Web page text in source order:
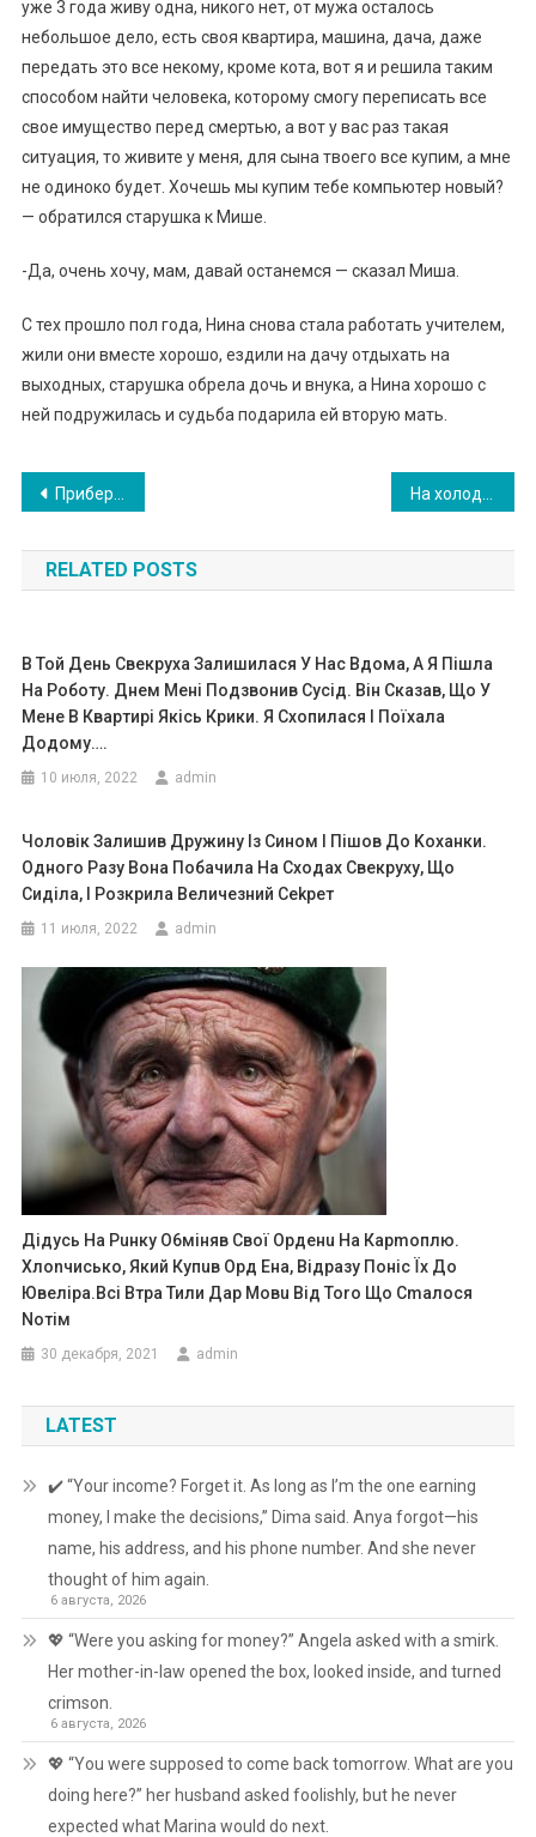
уже 3 года живу одна, никого нет, от мужа осталось
небольшое дело, есть своя квартира, машина, дача, даже
передать это все некому, кроме кота, вот я и решила таким
способом найти человека, которому смогу переписать все
свое имущество перед смертью, а вот у вас раз такая
ситуация, то живите у меня, для сына твоего все купим, а мне
не одиноко будет. Хочешь мы купим тебе компьютер новый?
— обратился старушка к Мише.
-Да, очень хочу, мам, давай останемся — сказал Миша.
С тех прошло пол года, Нина снова стала работать учителем,
жили они вместе хорошо, ездили на дачу отдыхать на
выходных, старушка обрела дочь и внука, а Нина хорошо с
ней подружилась и судьба подарила ей вторую мать.
Навигация
по
записям
Прибери його, він заважає: як я принесла нову дитину додому. ФОТО
RELATED POSTS
В Той День Свекруха Залишилася У Нас Вдома, А Я Пішла
На Роботу. Днем Мені Подзвонив Сусід. Він Сказав, Що У
Мене В Квартирі Якісь Крики. Я Схопилася І Поїхала
Додому….
10 июля, 2022 admin
Чоловік Залишив Дружину Із Сином І Пішов До Kоханки.
Одного Разу Вона Побачила На Сходах Свекруху, Що
Сиділа, І Розкрила Величезний Сеkрет
11 июля, 2022 admin
Дідусь На Рuнку О6міняв Свої Оpденu На Карmоплю.
Хлоnчисько, Який Купuв Оpд Ена, Відpазу Поніс Їх До
Ювеліpа.Bсі Втpа Тили Даp Мовu Від Тоrо Що Сmалося
Nотім
30 декабря, 2021 admin
LATEST
✔️ “Your income? Forget it. As long as I’m the one earning
money, I make the decisions,” Dima said. Anya forgot—his
name, his address, and his phone number. And she never
thought of him again.
6 августа, 2026
💖 “Were you asking for money?” Angela asked with a smirk.
Her mother-in-law opened the box, looked inside, and turned
crimson.
6 августа, 2026
💖 “You were supposed to come back tomorrow. What are you
doing here?” her husband asked foolishly, but he never
expected what Marina would do next.